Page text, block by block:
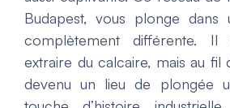
Budapest, vous plonge dans
complètement différente.
extraire du calcaire, mais au fil
devenu un lieu de plongée